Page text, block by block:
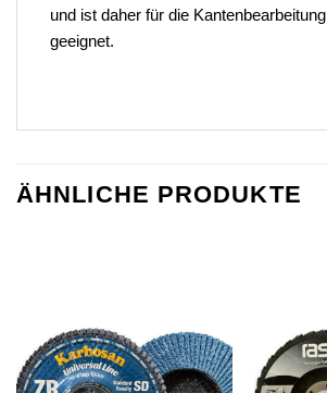
und ist daher für die Kantenbearbeitung
geeignet.
ÄHNLICHE PRODUKTE